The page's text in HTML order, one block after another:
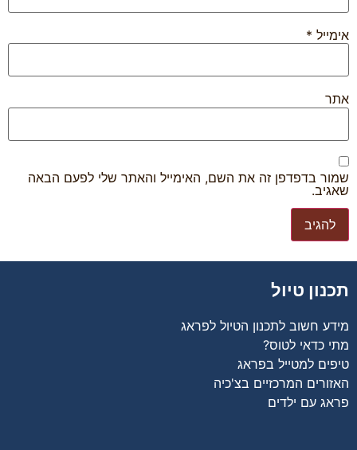
אימייל *
אתר
שמור בדפדפן זה את השם, האימייל והאתר שלי לפעם הבאה
שאגיב.
תכנון טיול
מידע חשוב לתכנון הטיול לפראג
מתי כדאי לטוס?
טיפים למטייל בפראג
האזורים המרכזיים בצ'כיה
פראג עם ילדים